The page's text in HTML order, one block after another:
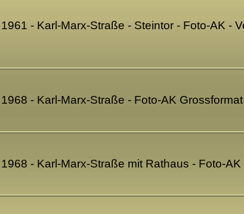
- Karl-Marx-Straße - Steintor - Foto-AK -
- Karl-Marx-Straße - Foto-AK
- Karl-Marx-Straße mit Rathaus - Foto-